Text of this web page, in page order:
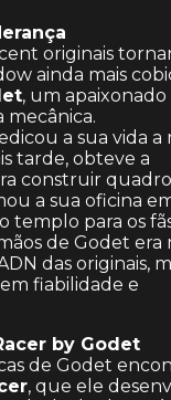
originais
ainda mais
, um
mecânica.
a sua vida
tarde, obteve a
construir
a sua oficina
templo para os
de Godet
das originais,
fiabilidade e
by Godet
de Godet
, que ele